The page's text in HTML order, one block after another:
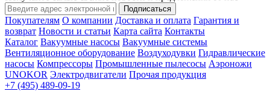
Подписаться
Покупателям О компании Доставка и оплата Гарантия и
возврат Новости и статьи Карта сайта Контакты
Каталог Вакуумные насосы Вакуумные системы
Вентиляционное оборудование Воздуходувки Гидравлические
насосы Компрессоры Промышленные пылесосы Аэроножи
UNOKOR Электродвигатели Прочая продукция
+7 (495) 489-09-19